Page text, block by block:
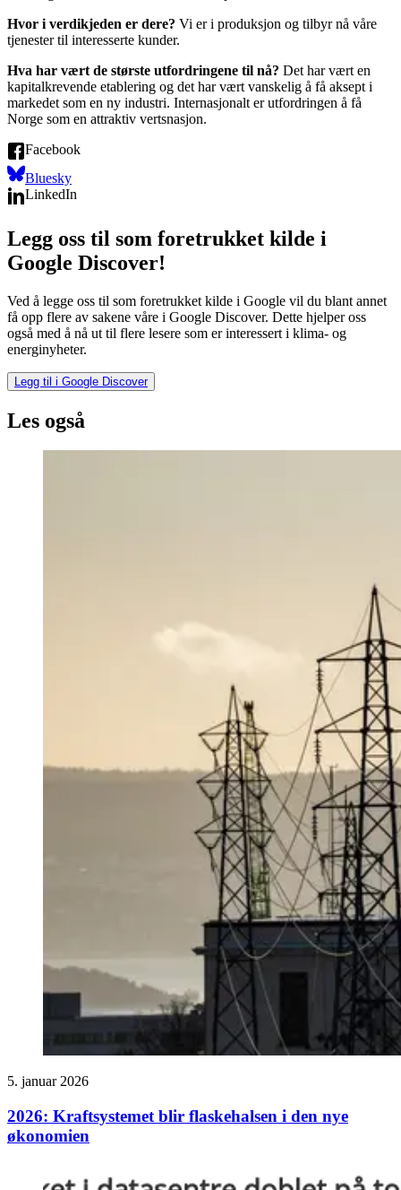
Hvor i verdikjeden er dere? Vi er i produksjon og tilbyr nå våre
tjenester til interesserte kunder.
Hva har vært de største utfordringene til nå? Det har vært en
kapitalkrevende etablering og det har vært vanskelig å få aksept i
markedet som en ny industri. Internasjonalt er utfordringen å få
Norge som en attraktiv vertsnasjon.
Facebook
Bluesky
LinkedIn
Legg oss til som foretrukket kilde i
Google Discover!
Ved å legge oss til som foretrukket kilde i Google vil du blant annet
få opp flere av sakene våre i Google Discover. Dette hjelper oss
også med å nå ut til flere lesere som er interessert i klima- og
energinyheter.
Legg til i Google Discover
Les også
5. januar 2026
2026: Kraftsystemet blir flaskehalsen i den nye
økonomien